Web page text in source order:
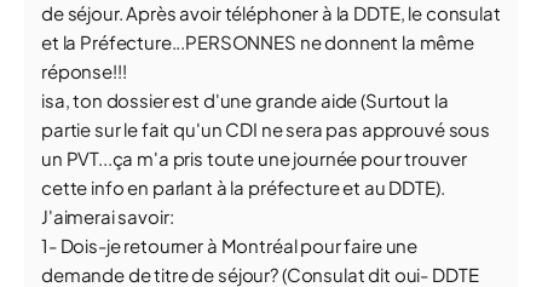
de séjour. Après avoir téléphoner à la DDTE, le consulat
et la Préfecture...PERSONNES ne donnent la même
réponse!!!
isa, ton dossier est d'une grande aide (Surtout la
partie sur le fait qu'un CDI ne sera pas approuvé sous
un PVT...ça m'a pris toute une journée pour trouver
cette info en parlant à la préfecture et au DDTE).
J'aimerai savoir:
1- Dois-je retourner à Montréal pour faire une
demande de titre de séjour? (Consulat dit oui- DDTE